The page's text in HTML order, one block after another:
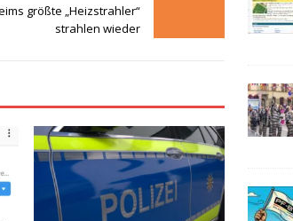
größte „Heizstrahler“
strahlen wieder